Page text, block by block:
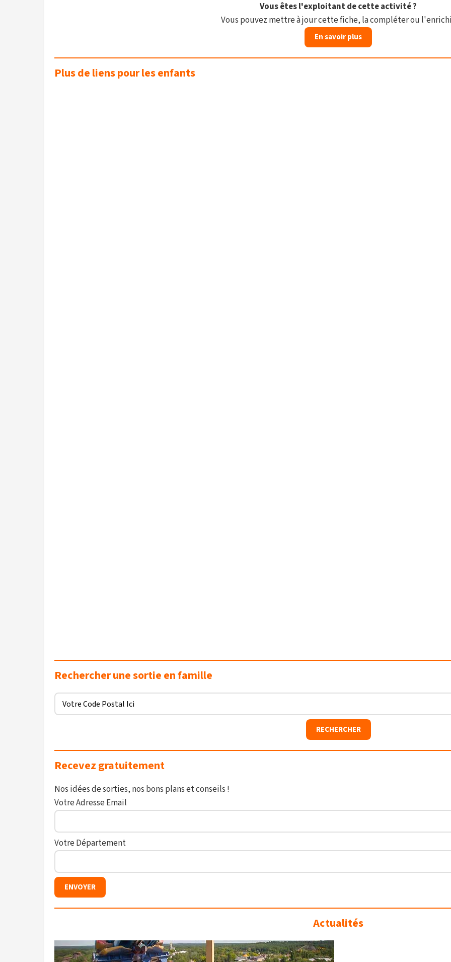
Vous êtes l'exploitant de cette activité ?
Vous pouvez mettre à jour cette fiche, la compléter ou
En savoir plus
Plus de liens pour les enfants
Rechercher une sortie en famille
Recevez gratuitement
Nos idées de sorties, nos bons plans et conseils !
Votre Adresse Email
Votre Département
Actualités